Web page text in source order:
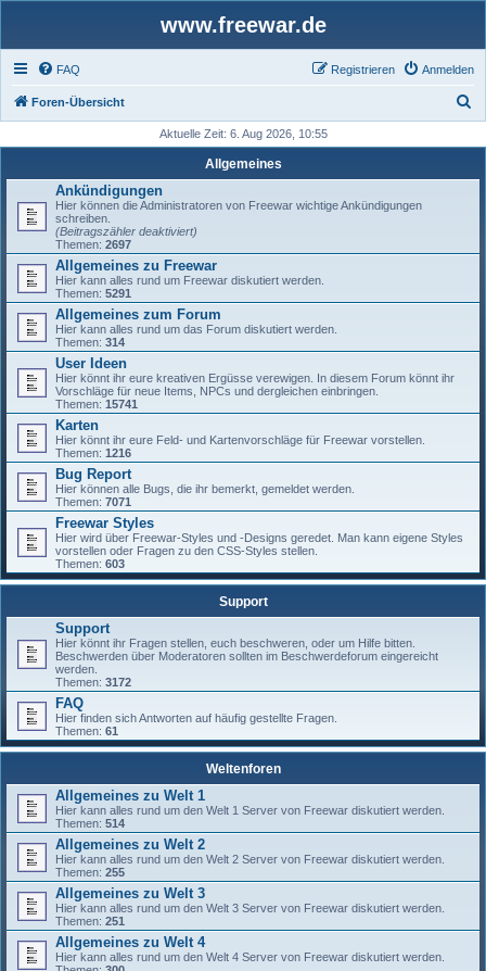
www.freewar.de
FAQ Anmelden
Registrieren
Foren-Übersicht
h
Aktuelle Zeit: 6. Aug 2026, 10:55
Allgemeines
Ankündigungen
Hier können die Administratoren von Freewar wichtige Ankündigungen
schreiben.
(Beitragszähler deaktiviert)
Themen: 2697
Allgemeines zu Freewar
Hier kann alles rund um Freewar diskutiert werden.
Themen: 5291
Allgemeines zum Forum
Hier kann alles rund um das Forum diskutiert werden.
Themen: 314
User Ideen
Hier könnt ihr eure kreativen Ergüsse verewigen. In diesem Forum könnt ihr
Vorschläge für neue Items, NPCs und dergleichen einbringen.
Themen: 15741
Karten
Hier könnt ihr eure Feld- und Kartenvorschläge für Freewar vorstellen.
Themen: 1216
Bug Report
Hier können alle Bugs, die ihr bemerkt, gemeldet werden.
Themen: 7071
Freewar Styles
Hier wird über Freewar-Styles und -Designs geredet. Man kann eigene Styles
vorstellen oder Fragen zu den CSS-Styles stellen.
Themen: 603
Support
Support
Hier könnt ihr Fragen stellen, euch beschweren, oder um Hilfe bitten.
Beschwerden über Moderatoren sollten im Beschwerdeforum eingereicht
werden.
Themen: 3172
FAQ
Hier finden sich Antworten auf häufig gestellte Fragen.
Themen: 61
Weltenforen
Allgemeines zu Welt 1
Hier kann alles rund um den Welt 1 Server von Freewar diskutiert werden.
Themen: 514
Allgemeines zu Welt 2
Hier kann alles rund um den Welt 2 Server von Freewar diskutiert werden.
Themen: 255
Allgemeines zu Welt 3
Hier kann alles rund um den Welt 3 Server von Freewar diskutiert werden.
Themen: 251
Allgemeines zu Welt 4
Hier kann alles rund um den Welt 4 Server von Freewar diskutiert werden.